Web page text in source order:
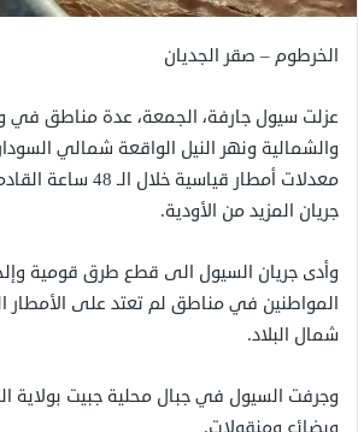
الخرطوم – صقر الجديان
عزلت سيول جارفة، الجمعة، عدة مناطق في
والشمالية ونهر النيل الواقعة شمالي
معدلات أمطار قياسية
جريان المزيد من الأودية.
وأدى جريان السيول الى قطع طرق قومية
المواطنين في مناطق لم تعتد على
شمال البلاد.
وجرفت السيول في جبال محلية جبيت بولاية